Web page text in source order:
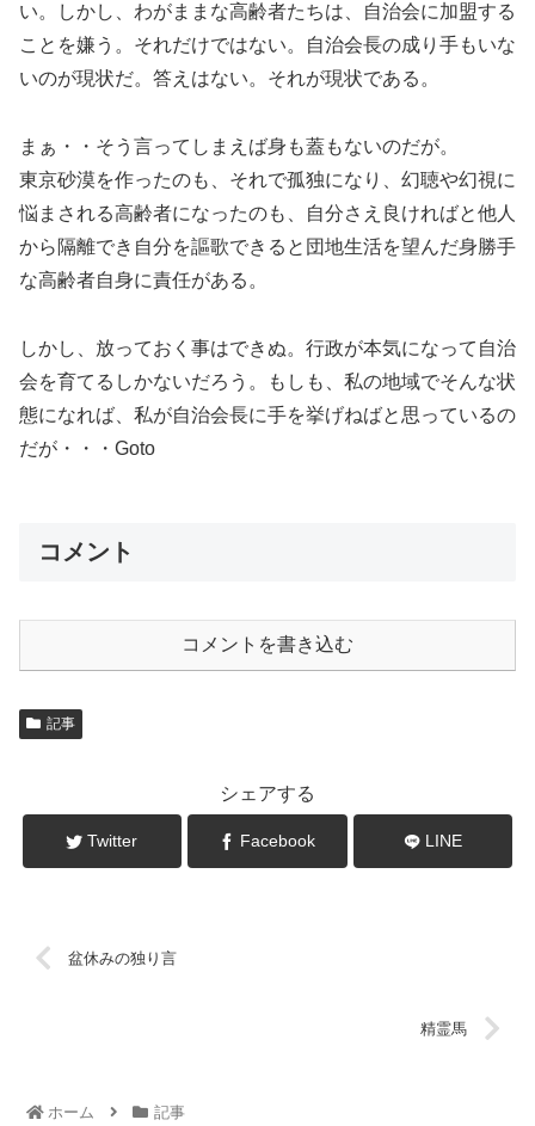
い。しかし、わがままな高齢者たちは、自治会に加盟する
ことを嫌う。それだけではない。自治会長の成り手もいな
いのが現状だ。答えはない。それが現状である。
まぁ・・そう言ってしまえば身も蓋もないのだが。
東京砂漠を作ったのも、それで孤独になり、幻聴や幻視に
悩まされる高齢者になったのも、自分さえ良ければと他人
から隔離でき自分を謳歌できると団地生活を望んだ身勝手
な高齢者自身に責任がある。
しかし、放っておく事はできぬ。行政が本気になって自治
会を育てるしかないだろう。もしも、私の地域でそんな状
態になれば、私が自治会長に手を挙げねばと思っているの
だが・・・Goto
コメント
コメントを書き込む
記事
シェアする
Twitter Facebook LINE
盆休みの独り言
精霊馬
ホーム 記事